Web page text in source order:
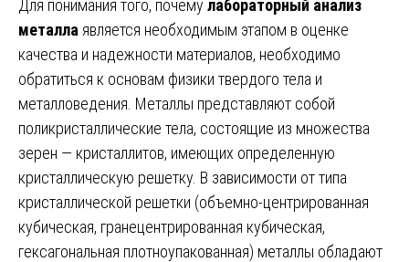
Для понимания того, почему лабораторный анализ
металла является необходимым этапом в оценке
качества и надежности материалов, необходимо
обратиться к основам физики твердого тела и
металловедения. Металлы представляют собой
поликристаллические тела, состоящие из множества
зерен — кристаллитов, имеющих определенную
кристаллическую решетку. В зависимости от типа
кристаллической решетки (объемно-центрированная
кубическая, гранецентрированная кубическая,
гексагональная плотноупакованная) металлы обладают